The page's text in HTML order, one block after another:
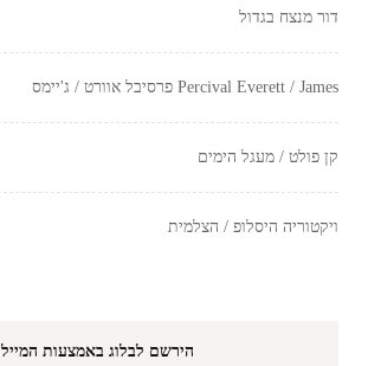
דור מנצח בגדול
Percival Everett / James פרסיבל אוורט / ג'יימס
קן פולט / מעגל הימים
ויקטוריה היסלופ / הצלמית
הירשם לבלוג באמצעות המייל